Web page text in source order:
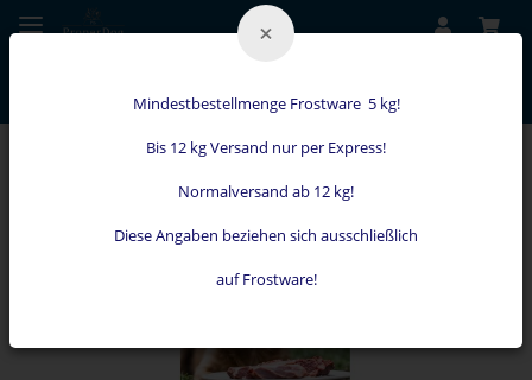
×
Mindestbestellmenge Frostware 5 kg!
Bis 12 kg Versand nur per Express!
Normalversand ab 12 kg!
Diese Angaben beziehen sich ausschließlich
auf Frostware!